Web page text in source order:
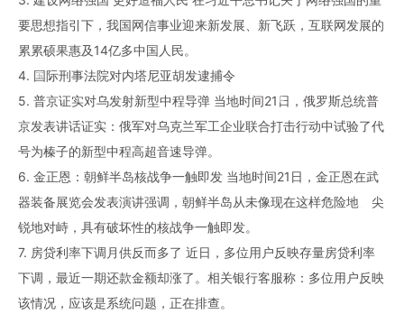
要思想指引下，我国网信事业迎来新发展、新飞跃，互联网发展的
累累硕果惠及14亿多中国人民。
4. 国际刑事法院对内塔尼亚胡发逮捕令
5. 普京证实对乌发射新型中程导弹 当地时间21日，俄罗斯总统普
京发表讲话证实：俄军对乌克兰军工企业联合打击行动中试验了代
号为榛子的新型中程高超音速导弹。
6. 金正恩：朝鲜半岛核战争一触即发 当地时间21日，金正恩在武
器装备展览会发表演讲强调，朝鲜半岛从未像现在这样危险地、尖
锐地对峙，具有破坏性的核战争一触即发。
7. 房贷利率下调月供反而多了 近日，多位用户反映存量房贷利率
下调，最近一期还款金额却涨了。相关银行客服称：多位用户反映
该情况，应该是系统问题，正在排查。